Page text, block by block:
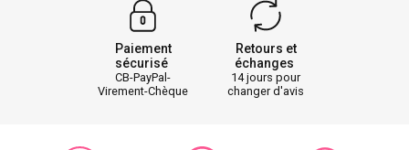
Paiement
sécurisé
CB-PayPal-
Virement-Chèque
Retours et
échanges
14 jours pour
changer d'avis